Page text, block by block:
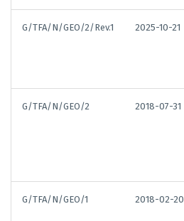
G/TFA/N/GEO/2/Rev.1 2025-10-21
G/TFA/N/GEO/2 2018-07-31
G/TFA/N/GEO/1 2018-02-20